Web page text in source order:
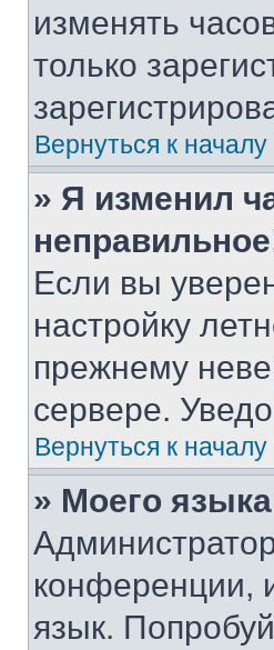
изменять
только
Вернуться к началу
» Я изменил
Если вы
настройку
прежнему
сервере.
Вернуться к началу
» Моего
конференции,
язык.